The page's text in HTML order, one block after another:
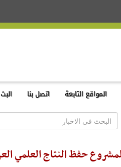
المواقع التابعة اتصل بنا
حفظ النتاج العلمي